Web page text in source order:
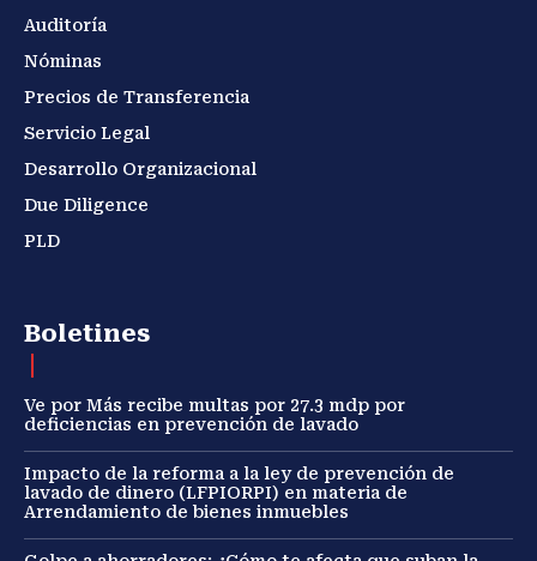
Auditoría
Nóminas
Precios de Transferencia
Servicio Legal
Desarrollo Organizacional
Due Diligence
PLD
Boletines
Ve por Más recibe multas por 27.3 mdp por
deficiencias en prevención de lavado
Impacto de la reforma a la ley de prevención de
lavado de dinero (LFPIORPI) en materia de
Arrendamiento de bienes inmuebles